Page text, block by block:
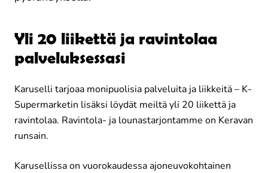
Yli 20 liikettä ja ravintolaa
palveluksessasi
Karuselli tarjoaa monipuolisia palveluita ja liikkeitä – K-
Supermarketin lisäksi löydät meiltä yli 20 liikettä ja
ravintolaa. Ravintola- ja lounastarjontamme on Keravan
runsain.
Karusellissa on vuorokaudessa ajoneuvokohtainen